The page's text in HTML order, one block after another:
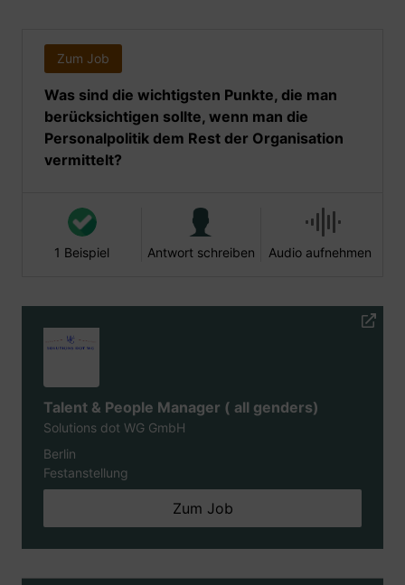
Zum Job
Was sind die wichtigsten Punkte, die man
berücksichtigen sollte, wenn man die
Personalpolitik dem Rest der Organisation
vermittelt?
1 Beispiel Antwort schreiben Audio aufnehmen
Talent & People Manager ( all genders)
Solutions dot WG GmbH
Berlin
Festanstellung
Zum Job